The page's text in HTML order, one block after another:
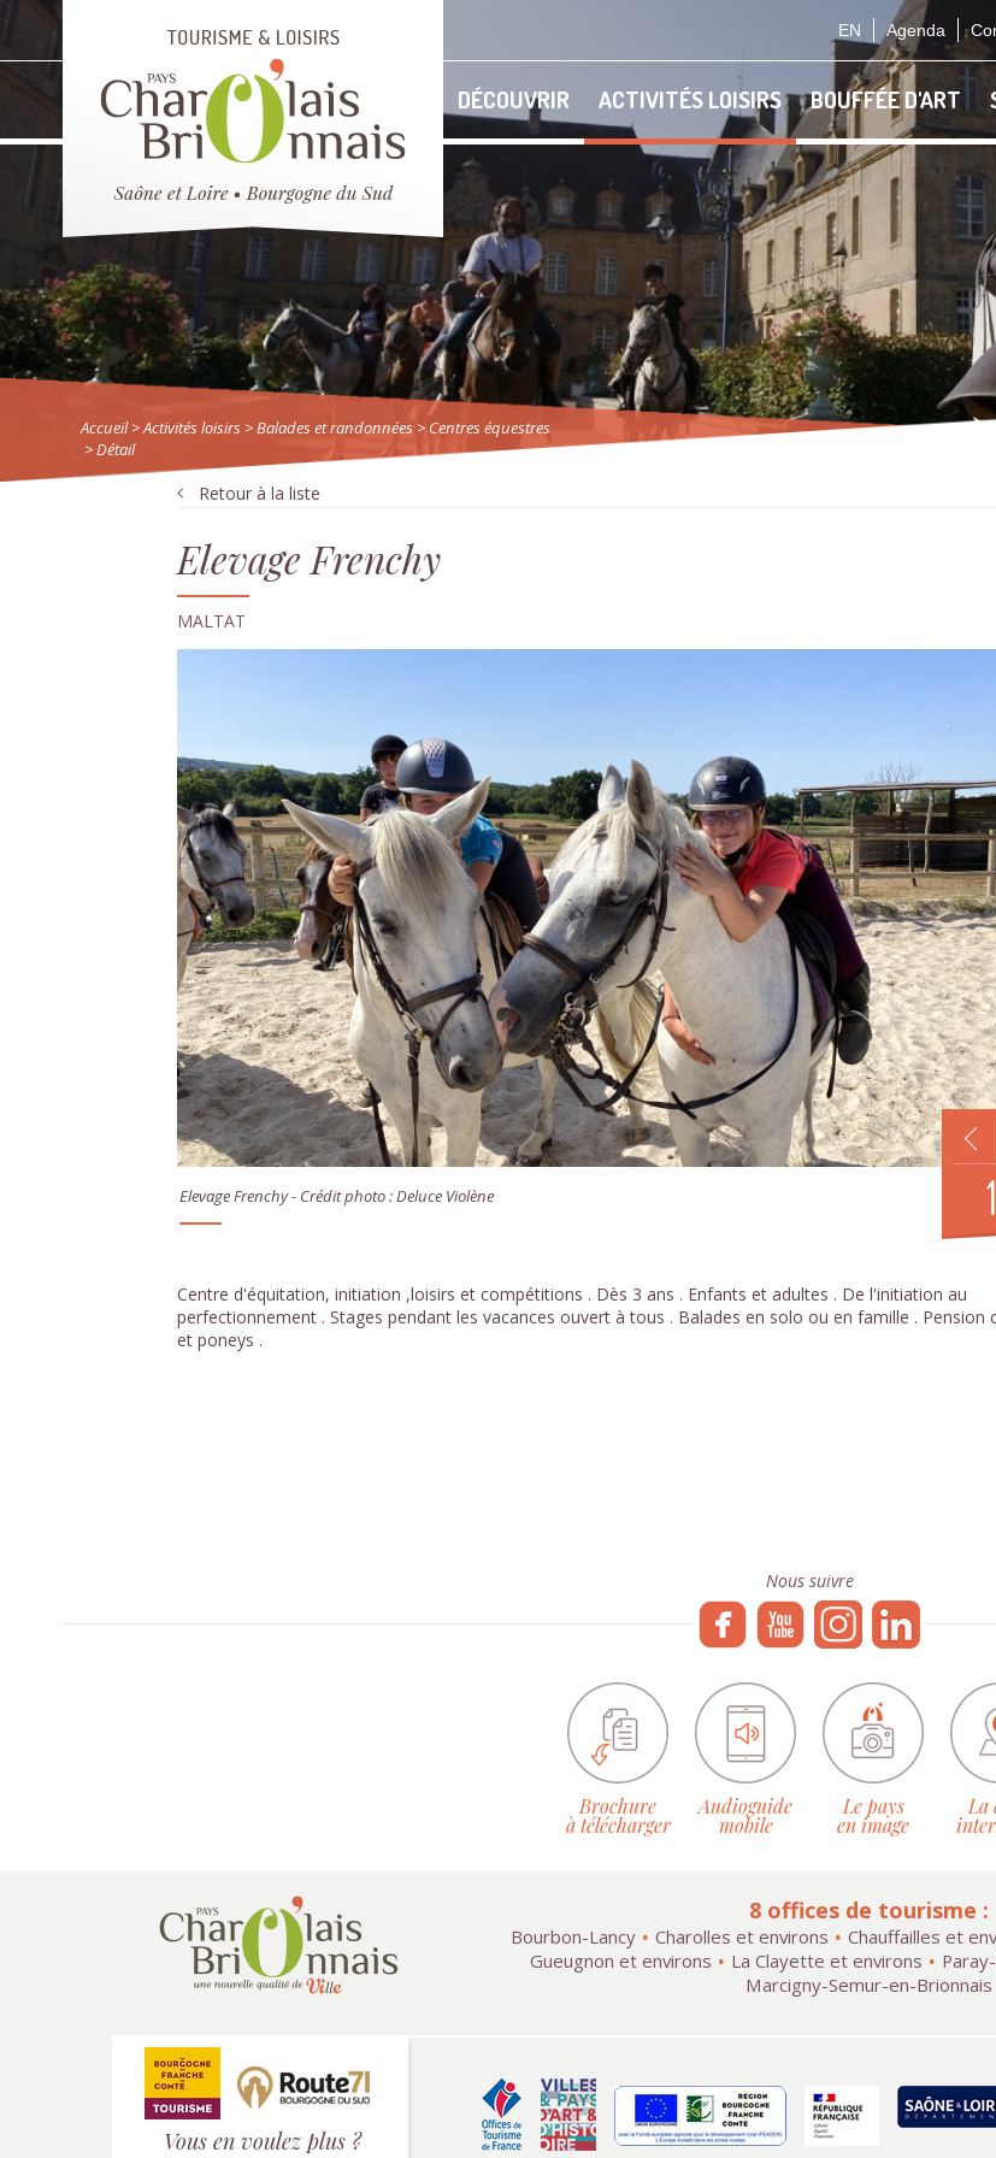
EN Agenda
DÉCOUVRIR ACTIVITÉS LOISIRS BOUFFÉE D'ART
Accueil> Activités loisirs >Balades et randonnées > Centres équestres
> Détail
Retour à la liste
Elevage Frenchy
MALTAT
Elevage Frenchy - Crédit photo : Deluce Violène 1
Centre d'équitation, initiation ,loisirs et compétitions . Dès 3 ans . Enfants et adultes . De l'initiation au
perfectionnement . Stages pendant les vacances ouvert à tous . Balades en solo ou en famille . Pension
et poneys .
Nous suivre
Brochure
à télécharger
Audioguide
mobile
Le pays
en image
La
8 offices de tourisme :
Bourbon-Lancy Charolles et environs Chauffailles et
Gueugnon et environs
La Clayette et environs
Marcigny-Semur-en-Brionnais
Vous en voulez plus ?